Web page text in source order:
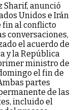
Sharif, anunció
Unidos e Irán
fin al conflicto
conversaciones,
el acuerdo de
y la República
ministro de
el fin de
partes
de las
incluido el